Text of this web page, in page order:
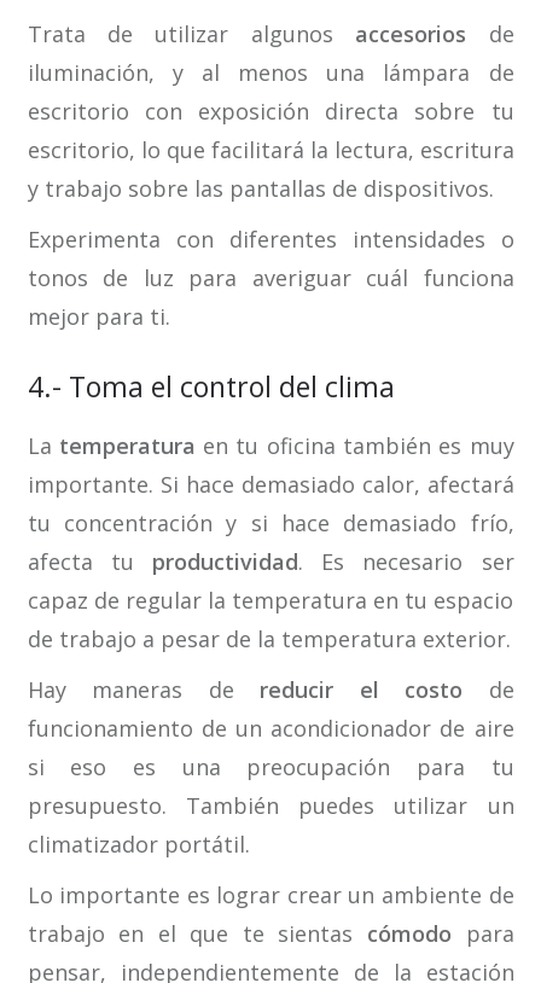
Trata de utilizar algunos accesorios de
iluminación, y al menos una lámpara de
escritorio con exposición directa sobre tu
escritorio, lo que facilitará la lectura, escritura
y trabajo sobre las pantallas de dispositivos.
Experimenta con diferentes intensidades o
tonos de luz para averiguar cuál funciona
mejor para ti.
4.- Toma el control del clima
La temperatura en tu oficina también es muy
importante. Si hace demasiado calor, afectará
tu concentración y si hace demasiado frío,
afecta tu productividad. Es necesario ser
capaz de regular la temperatura en tu espacio
de trabajo a pesar de la temperatura exterior.
Hay maneras de reducir el costo de
funcionamiento de un acondicionador de aire
si eso es una preocupación para tu
presupuesto. También puedes utilizar un
climatizador portátil.
Lo importante es lograr crear un ambiente de
trabajo en el que te sientas cómodo para
pensar, independientemente de la estación